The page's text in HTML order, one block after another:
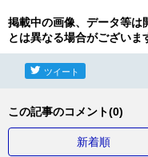
掲載中の画像、データ等は
とは異なる場合がございま
ツイート
この記事のコメント(0)
新着順